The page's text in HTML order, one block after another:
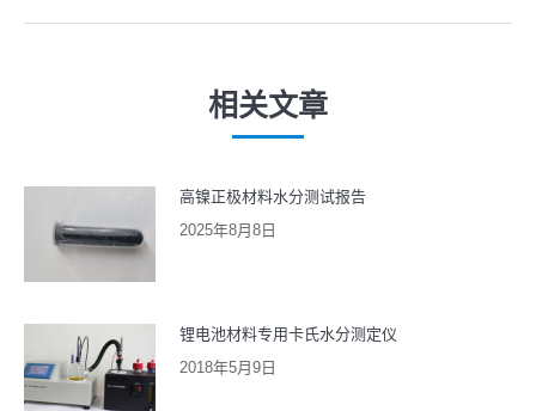
文
一
文
章：
相关文章
高镍正极材料水分测试报告
2025年8月8日
锂电池材料专用卡氏水分测定仪
2018年5月9日